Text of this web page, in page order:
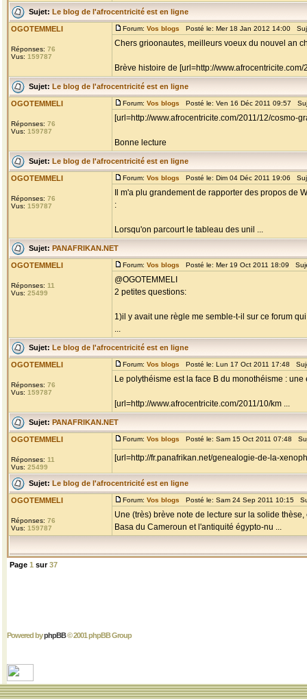
Sujet: Le blog de l'afrocentricité est en ligne
OGOTEMMELI
Réponses: 76
Vus: 159787
Forum: Vos blogs Posté le: Mer 18 Jan 2012 14:00
Chers grioonautes, meilleurs voeux du nouvel an
Brève histoire de [url=http://
Sujet: Le blog de l'afrocentricité est en ligne
OGOTEMMELI
Réponses: 76
Vus: 159787
Forum: Vos blogs Posté le: Ven 16 Déc 2011 09:57
[url=http://www.afrocentricite.com/2011/12/cosmo-
Bonne lecture
Sujet: Le blog de l'afrocentricité est en ligne
OGOTEMMELI
Réponses: 76
Vus: 159787
Forum: Vos blogs Posté le: Dim 04 Déc 2011 19:06
Il m'a plu grandement de rapporter des propos
:
Lorsqu'on parcourt le tableau des unil ...
Sujet: PANAFRIKAN.NET
OGOTEMMELI
Réponses: 11
Vus: 25499
Forum: Vos blogs Posté le: Mer 19 Oct 2011 18:09
@OGOTEMMELI
2 petites questions:
1)il y avait une règle me semble-t-il sur ce forum
...
Sujet: Le blog de l'afrocentricité est en ligne
OGOTEMMELI
Réponses: 76
Vus: 159787
Forum: Vos blogs Posté le: Lun 17 Oct 2011 17:48
Le polythéisme est la face B du monothéisme :
[url=http://www.afrocentricite.com/2011/10/km ...
Sujet: PANAFRIKAN.NET
OGOTEMMELI
Réponses: 11
Vus: 25499
Forum: Vos blogs Posté le: Sam 15 Oct 2011 07:48
[url=http://fr.panafrikan.net/genealogie-de-la-
Sujet: Le blog de l'afrocentricité est en ligne
OGOTEMMELI
Réponses: 76
Vus: 159787
Forum: Vos blogs Posté le: Sam 24 Sep 2011 10:15
Une (très) brève note de lecture sur la solide
Basa du Cameroun et l'antiquité égypto-nu ...
Page 1 sur37
Powered byphpBB© 2001 phpBB Group